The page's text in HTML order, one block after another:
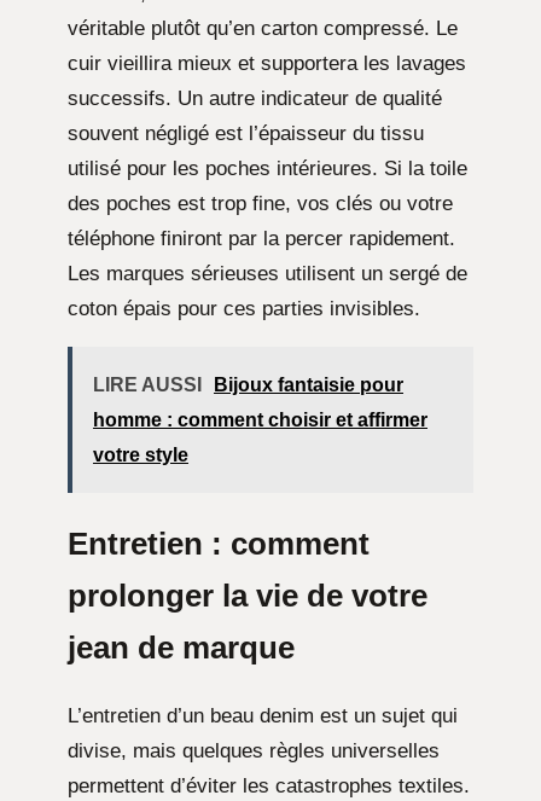
véritable plutôt qu’en carton compressé. Le
cuir vieillira mieux et supportera les lavages
successifs. Un autre indicateur de qualité
souvent négligé est l’épaisseur du tissu
utilisé pour les poches intérieures. Si la toile
des poches est trop fine, vos clés ou votre
téléphone finiront par la percer rapidement.
Les marques sérieuses utilisent un sergé de
coton épais pour ces parties invisibles.
LIRE AUSSI
Bijoux fantaisie pour
homme : comment choisir et affirmer
votre style
Entretien : comment
prolonger la vie de votre
jean de marque
L’entretien d’un beau denim est un sujet qui
divise, mais quelques règles universelles
permettent d’éviter les catastrophes textiles.